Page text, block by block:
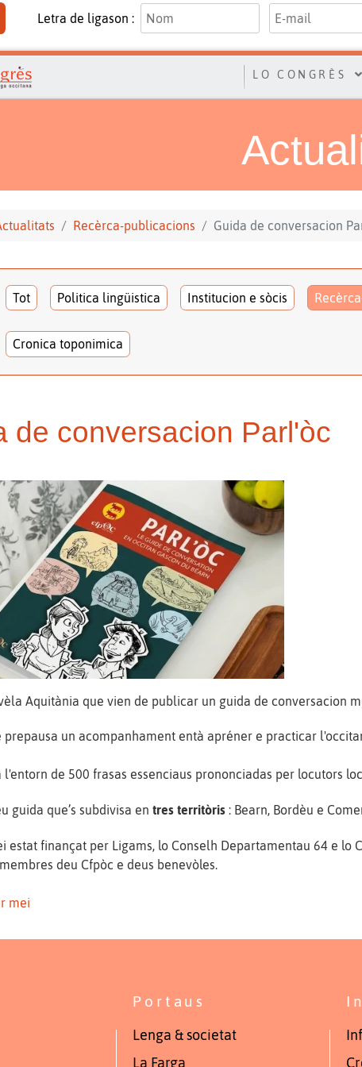
Letra de ligason :
LO CONGRÈS
Recèrca-publicacions Guida de conversacion
Tot Politica lingüistica Institucion e sòcis
Cronica toponimica
de conversacion Parl'òc
Aquitània que vien de publicar un guida de conversacion
prepausa un acompanhament entà apréner e practicar
l'entorn de 500 frasas essenciaus prononciadas per locutors
guida que’s subdivisa entres territòris : Bearn, Bordèu e
estat finançat per Ligams, lo Conselh Departamentau 64 e
deu Cfpòc e deus benevòles.
mei
Portaus
Lenga & societat
La Farga